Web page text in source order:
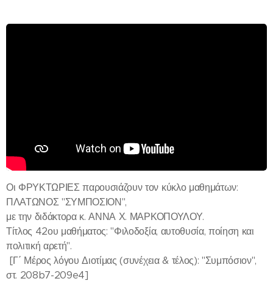
Οι ΦΡΥΚΤΩΡΙΕΣ παρουσιάζουν τον κύκλο μαθημάτων:
ΠΛΑΤΩΝΟΣ "ΣΥΜΠΟΣΙΟΝ",
με την διδάκτορα κ. ΑΝΝΑ Χ. ΜΑΡΚΟΠΟΥΛΟΥ.
Τίτλος 42ου μαθήματος: "Φιλοδοξία, αυτοθυσία, ποίηση και
πολιτική αρετή".
[Γ΄ Μέρος λόγου Διοτίμας (συνέχεια & τέλος): "Συμπόσιον",
στ. 208b7-209e4]